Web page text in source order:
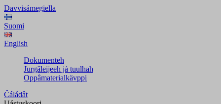
Davvisámegiella
Suomi
English
Dokumenteh
Jurgâleijeeh já tuulhah
Oppâmaterialkävppi
Čáládât